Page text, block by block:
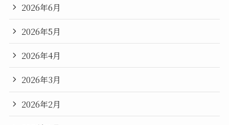
2026年6月
2026年5月
2026年4月
2026年3月
2026年2月